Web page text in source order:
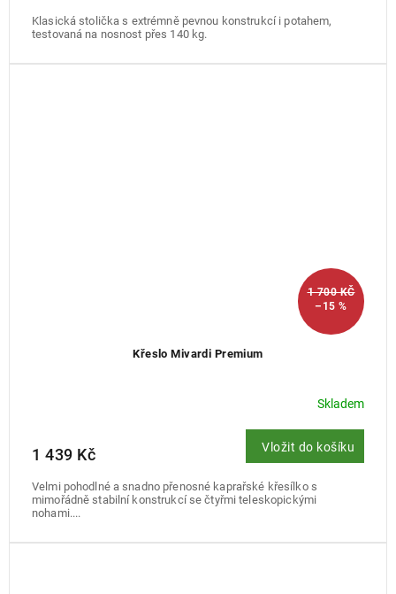
Klasická stolička s extrémně pevnou konstrukcí i potahem,
testovaná na nosnost přes 140 kg.
1 700 KČ
–15 %
Křeslo Mivardi Premium
Skladem
1 439 Kč Vložit do košíku
Velmi pohodlné a snadno přenosné kaprařské křesílko s
mimořádně stabilní konstrukcí se čtyřmi teleskopickými
nohami....